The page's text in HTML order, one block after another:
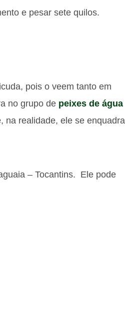
e pesar sete quilos.
pois o veem tanto em
no grupo de peixes de água
na realidade, ele se enquadra
– Tocantins. Ele pode